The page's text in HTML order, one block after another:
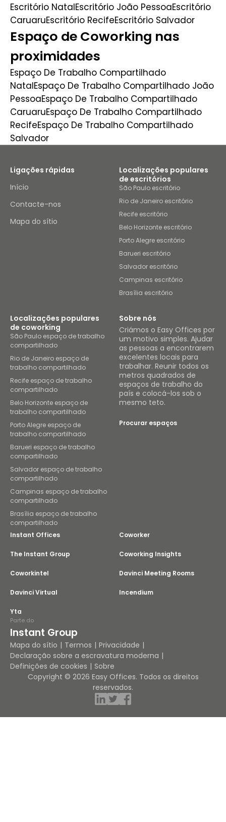
Escritório NatalEscritório João PessoaEscritório
CaruaruEscritório RecifeEscritório Salvador
Espaço de Coworking nas
proximidades
Espaço De Trabalho Compartilhado
NatalEspaço De Trabalho Compartilhado João
PessoaEspaço De Trabalho Compartilhado
CaruaruEspaço De Trabalho Compartilhado
RecifeEspaço De Trabalho Compartilhado
Salvador
Ligações rápidas
Início
Contacte-nos
Mapa do sítio
Localizações populares
de escritórios
São Paulo escritório
Rio de Janeiro escritório
Recife escritório
Belo Horizonte escritório
Porto Alegre escritório
Barueri escritório
Salvador escritório
Campinas escritório
Brasília escritório
Localizações populares
de coworking
São Paulo espaço de trabalho
compartilhado
Rio de Janeiro espaço de
trabalho compartilhado
Recife espaço de trabalho
compartilhado
Belo Horizonte espaço de
trabalho compartilhado
Porto Alegre espaço de
trabalho compartilhado
Barueri espaço de trabalho
compartilhado
Salvador espaço de trabalho
compartilhado
Campinas espaço de trabalho
compartilhado
Brasília espaço de trabalho
compartilhado
Sobre nós
Criámos o Easy Offices por
um motivo simples. Ajudar
as pessoas a encontrarem
excelentes locais para
trabalhar. Reunir todos os
metros quadrados de
espaços de trabalho do
país e colocá-los sob o
mesmo teto.
Procurar espaços
Instant Offices Coworker
The Instant Group Coworking Insights
Coworkintel Davinci Meeting Rooms
Davinci Virtual Incendium
Yta
Parte do
Instant Group
Mapa do sítio Termos
Privacidade
Declaração sobre a escravatura moderna
Definições de cookies
Sobre
Copyright © 2026 Easy Offices. Todos os direitos
reservados.